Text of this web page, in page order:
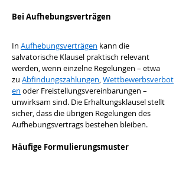
Bei Aufhebungsverträgen
In Aufhebungsverträgen kann die
salvatorische Klausel praktisch relevant
werden, wenn einzelne Regelungen – etwa
zu Abfindungszahlungen, Wettbewerbsverbot
en oder Freistellungsvereinbarungen –
unwirksam sind. Die Erhaltungsklausel stellt
sicher, dass die übrigen Regelungen des
Aufhebungsvertrags bestehen bleiben.
Häufige Formulierungsmuster